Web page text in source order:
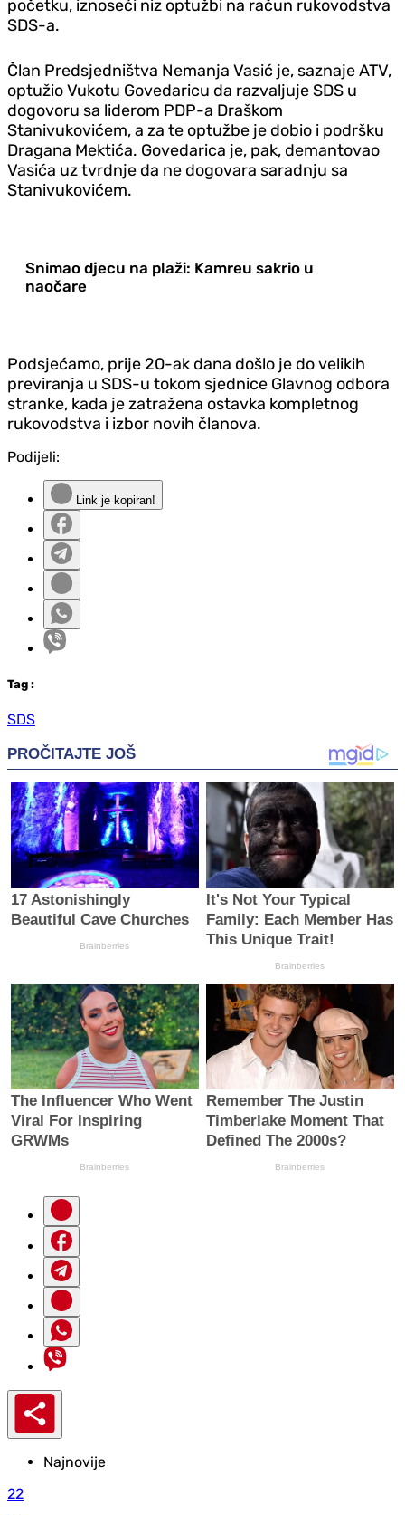
početku, iznoseći niz optužbi na račun rukovodstva
SDS-a.
Član Predsjedništva Nemanja Vasić je, saznaje ATV,
optužio Vukotu Govedaricu da razvaljuje SDS u
dogovoru sa liderom PDP-a Draškom
Stanivukovićem, a za te optužbe je dobio i podršku
Dragana Mektića. Govedarica je, pak, demantovao
Vasića uz tvrdnje da ne dogovara saradnju sa
Stanivukovićem.
Snimao djecu na plaži: Kamreu sakrio u
naočare
Podsjećamo, prije 20-ak dana došlo je do velikih
previranja u SDS-u tokom sjednice Glavnog odbora
stranke, kada je zatražena ostavka kompletnog
rukovodstva i izbor novih članova.
Podijeli:
Link je kopiran!
Tag :
SDS
Najnovije
22